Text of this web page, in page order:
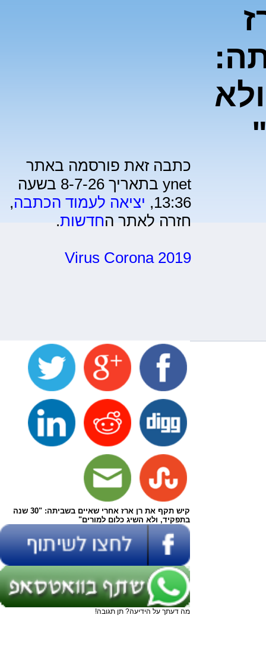
כתבה זאת פורסמה באתר
ynet בתאריך 8-7-26 בשעה
13:36, יציאה לעמוד הכתבה,
חזרה לאתר החדשות.
Virus Corona 2019
קיש תקף את רן ארז אחרי שאיים בשביתה: "30 שנה
בתפקיד, ולא השיג כלום למורים"
מה דעתך על הידיעה? תן תגובה!